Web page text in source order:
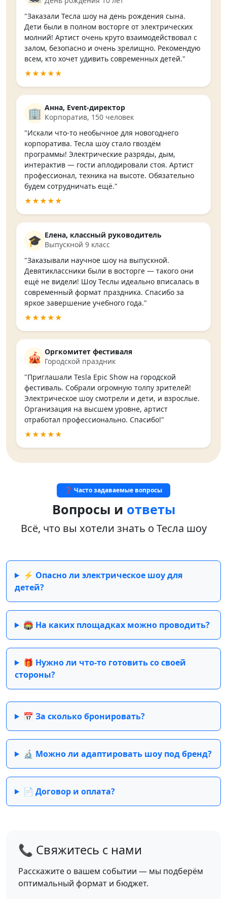
"Заказали Тесла шоу на день рождения сына.
Дети были в полном восторге от электрических
молний! Артист очень круто взаимодействовал с
залом, безопасно и очень зрелищно. Рекомендую
всем, кто хочет удивить современных детей."
★★★★★
🏢 Анна, Event-директор
Корпоратив, 150 человек
"Искали что-то необычное для новогоднего
корпоратива. Тесла шоу стало гвоздём
программы! Электрические разряды, дым,
интерактив — гости аплодировали стоя. Артист
профессионал, техника на высоте. Обязательно
будем сотрудничать ещё."
★★★★★
🎓 Елена, классный руководитель
Выпускной 9 класс
"Заказывали научное шоу на выпускной.
Девятиклассники были в восторге — такого они
ещё не видели! Шоу Теслы идеально вписалась в
современный формат праздника. Спасибо за
яркое завершение учебного года."
★★★★★
🎪 Оргкомитет фестиваля
Городской праздник
"Приглашали Tesla Epic Show на городской
фестиваль. Собрали огромную толпу зрителей!
Электрическое шоу смотрели и дети, и взрослые.
Организация на высшем уровне, артист
отработал профессионально. Спасибо!"
★★★★★
❓ Часто задаваемые вопросы
Вопросы и ответы
Всё, что вы хотели знать о Тесла шоу
⚡ Опасно ли электрическое шоу для
детей?
🏟️ На каких площадках можно проводить?
🎁 Нужно ли что-то готовить со своей
стороны?
📅 За сколько бронировать?
🔬 Можно ли адаптировать шоу под бренд?
📄 Договор и оплата?
📞 Свяжитесь с нами
Расскажите о вашем событии — мы подберём
оптимальный формат и бюджет.